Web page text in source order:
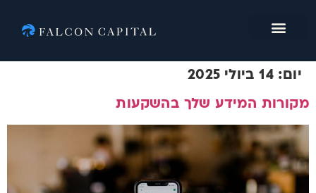
יום: 14 ביולי 2025
מקורות המידע שלך בהשקעות